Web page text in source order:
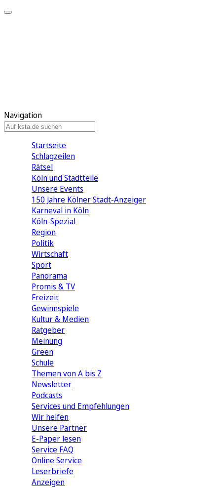
Navigation
Startseite
Schlagzeilen
Rätsel
Köln und Stadtteile
Unsere Events
150 Jahre Kölner Stadt-Anzeiger
Karneval in Köln
Köln-Spezial
Region
Politik
Wirtschaft
Sport
Panorama
Promis & TV
Freizeit
Gewinnspiele
Kultur & Medien
Ratgeber
Meinung
Green
Schule
Themen von A bis Z
Newsletter
Podcasts
Services und Empfehlungen
Wir helfen
Unsere Partner
E-Paper lesen
Service FAQ
Online Service
Leserbriefe
Anzeigen